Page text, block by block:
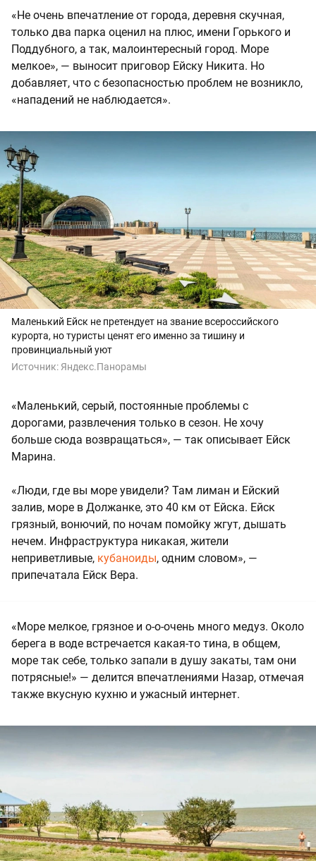
«Не очень впечатление от города, деревня скучная,
только два парка оценил на плюс, имени Горького и
Поддубного, а так, малоинтересный город. Море
мелкое», — выносит приговор Ейску Никита. Но
добавляет, что с безопасностью проблем не возникло,
«нападений не наблюдается».
Маленький Ейск не претендует на звание всероссийского
курорта, но туристы ценят его именно за тишину и
провинциальный уют
Источник: Яндекс.Панорамы
«Маленький, серый, постоянные проблемы с
дорогами, развлечения только в сезон. Не хочу
больше сюда возвращаться», — так описывает Ейск
Марина.
«Люди, где вы море увидели? Там лиман и Ейский
залив, море в Должанке, это 40 км от Ейска. Ейск
грязный, вонючий, по ночам помойку жгут, дышать
нечем. Инфраструктура никакая, жители
неприветливые, кубаноиды, одним словом», —
припечатала Ейск Вера.
«Море мелкое, грязное и о-о-очень много медуз. Около
берега в воде встречается какая-то тина, в общем,
море так себе, только запали в душу закаты, там они
потрясные!» — делится впечатлениями Назар, отмечая
также вкусную кухню и ужасный интернет.